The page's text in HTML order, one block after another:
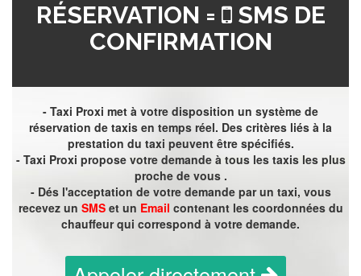
RÉSERVATION =
SMS DE
CONFIRMATION
- Taxi Proxi met à votre disposition un système de
réservation de taxis en temps réel. Des critères liés à la
prestation du taxi peuvent être spécifiés.
- Taxi Proxi propose votre demande à tous les taxis les plus
proche de vous .
- Dés l'acceptation de votre demande par un taxi, vous
recevez un SMSet un Email contenant les coordonnées du
chauffeur qui correspond à votre demande.